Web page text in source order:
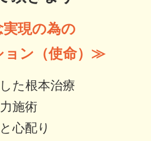
現の為の
ョン（使命）≫
た根本治療
施術
心配り